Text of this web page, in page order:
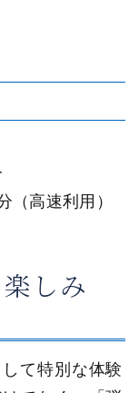
（高速利用）
しみ
て特別な体験